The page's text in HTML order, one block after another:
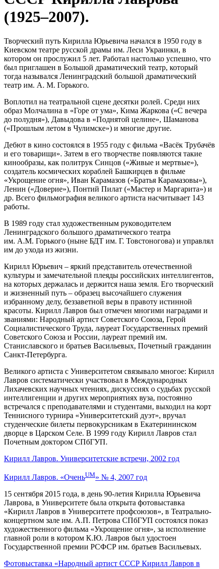
(1925–2007).
Творческий путь Кирилла Юрьевича начался в 1950 году в
Киевском театре русской драмы им. Леси Украинки, в
котором он прослужил 5 лет. Работал настолько успешно, что
был приглашен в Большой драматический театр, который
тогда назывался Ленинградский большой драматический
театр им. А. М. Горького.
Воплотил на театральной сцене десятки ролей. Среди них
образ Молчалина в «Горе от ума», Кима Жаркова («С вечера
до полудня»), Давыдова в «Поднятой целине», Шаманова
(«Прошлым летом в Чулимске») и многие другие.
Дебют в кино состоялся в 1955 году с фильма «Васёк Трубачёв
и его товарищи». Затем в его творчестве появляются такие
кинообразы, как политрук Синцов («Живые и мертвые»),
создатель космических кораблей Башкирцев в фильме
«Укрощение огня», Иван Карамазов («Братья Карамазовы»),
Ленин («Доверие»), Понтий Пилат («Мастер и Маргарита») и
др. Всего фильмография великого артиста насчитывает 143
работы.
В 1989 году стал художественным руководителем
Ленинградского большого драматического театра
им. А.М. Горького (ныне БДТ им. Г. Товстоногова) и управлял
им до ухода из жизни.
Кирилл Юрьевич – яркий представитель отечественной
культуры и замечательной плеяды российских интеллигентов,
на которых держалась и держится наша земля. Его творческий
и жизненный путь – образец высочайшего служения
избранному делу, беззаветной веры в правоту истинной
красоты. Кирилл Лавров был отмечен многими наградами и
званиями: Народный артист Советского Союза, Герой
Социалистического Труда, лауреат Государственных премий
Советского Союза и России, лауреат премий им.
Станиславского и братьев Васильевых, Почетный гражданин
Санкт-Петербурга.
Великого артиста с Университетом связывало многое: Кирилл
Лавров систематически участвовал в Международных
Лихачевских научных чтениях, дискуссиях о судьбах русской
интеллигенции и других мероприятиях вуза, постоянно
встречался с преподавателями и студентами, выходил на корт
Теннисного турнира «Университетский дуэт», вручал
студенческие билеты первокурсникам в Екатерининском
дворце в Царском Селе. В 1999 году Кирилл Лавров стал
Почетным доктором СПбГУП.
Кирилл Лавров. Университетские встречи, 2002 год
Кирилл Лавров. «ОченьUM» № 4, 2007 год
15 сентября 2015 года, в день 90-летия Кирилла Юрьевича
Лаврова, в Университете была открыта фотовыставка
«Кирилл Лавров в Университете профсоюзов», в Театрально-
концертном зале им. А.П. Петрова СПбГУП состоялся показ
художественного фильма «Укрощение огня», за исполнение
главной роли в котором К.Ю. Лавров был удостоен
Государственной премии РСФСР им. братьев Васильевых.
Фотовыставка «Народный артист СССР Кирилл Лавров в